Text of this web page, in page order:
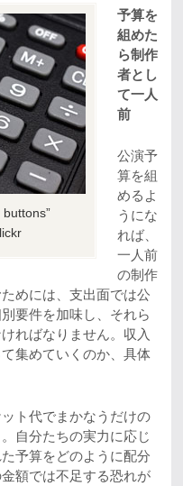
予算を
組めた
ら制作
者とし
て一人
前
公演予
算を組
めるよ
うにな
れば、
一人前
の制作
めには、支出面では公
要件を加味し、それら
ればなりません。収入
集めていくのか、具体
ト代でまかなうだけの
自分たちの実力に応じ
予算をどのように配分
額では不足する恐れが